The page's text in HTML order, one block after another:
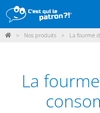
> Nos produits > La fourme
La